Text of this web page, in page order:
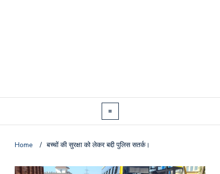
Home / बच्चों की सुरक्षा को लेकर बद्दी पुलिस सतर्क।